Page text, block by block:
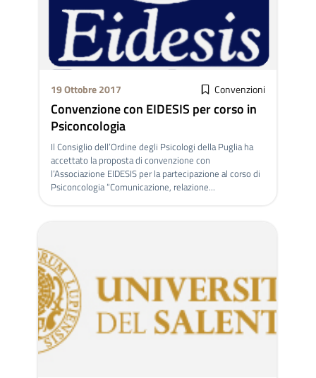
19 Ottobre 2017 Convenzioni
Convenzione con EIDESIS per corso in
Psiconcologia
Il Consiglio dell’Ordine degli Psicologi della Puglia ha
accettato la proposta di convenzione con
l’Associazione EIDESIS per la partecipazione al corso di
Psiconcologia “Comunicazione, relazione...